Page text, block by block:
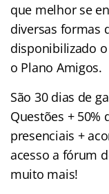
que melhor se
diversas formas
disponibilizado
o Plano Amigos.
São 30 dias de
Questões + 50%
presenciais +
acesso a fórum
muito mais!